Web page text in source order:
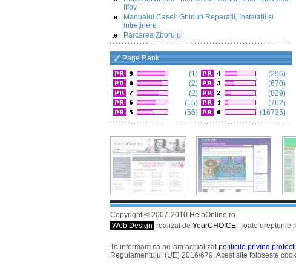
Ilfov
Manualul Casei: Ghiduri Reparații, Instalații și
intreținere
Parcarea Zborului
Page Rank
(1)
(2)
(2)
(15)
(56)
(296)
(670)
(829)
(762)
(16735)
Copyright © 2007-2010 HelpOnline.ro
Web Design realizat de YourCHOICE. Toate drepturile
Te informam ca ne-am actualizatpoliticile privind
Regulamentului (UE) 2016/679. Acest site foloseste